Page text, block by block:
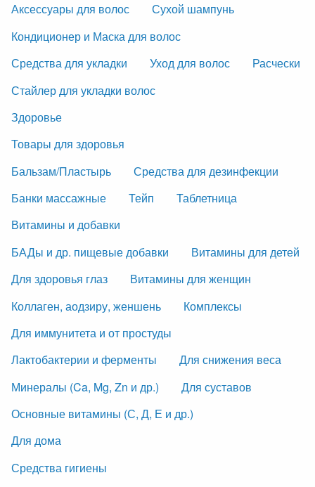
Аксессуары для волос
Сухой шампунь
Кондиционер и Маска для волос
Средства для укладки
Уход для волос
Расчески
Стайлер для укладки волос
Здоровье
Товары для здоровья
Бальзам/Пластырь
Средства для дезинфекции
Банки массажные
Тейп
Таблетница
Витамины и добавки
БАДы и др. пищевые добавки
Витамины для детей
Для здоровья глаз
Витамины для женщин
Коллаген, аодзиру, женшень
Комплексы
Для иммунитета и от простуды
Лактобактерии и ферменты
Для снижения веса
Минералы (Ca, Mg, Zn и др.)
Для суставов
Основные витамины (С, Д, Е и др.)
Для дома
Средства гигиены